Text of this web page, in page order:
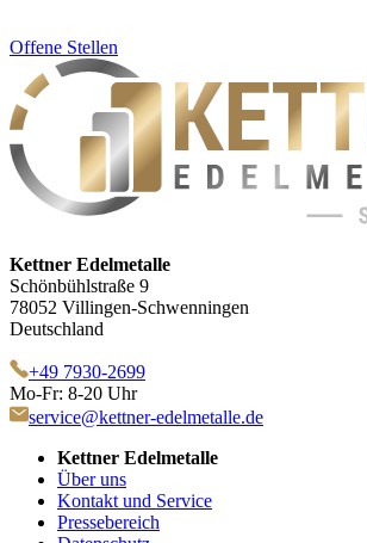
Offene Stellen
Kettner Edelmetalle
Schönbühlstraße 9
78052 Villingen-Schwenningen
Deutschland
+49 7930-2699
Mo-Fr: 8-20 Uhr
service@kettner-edelmetalle.de
Kettner Edelmetalle
Über uns
Kontakt und Service
Pressebereich